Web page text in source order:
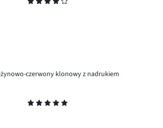
czerwony klonowy z nadrukiem